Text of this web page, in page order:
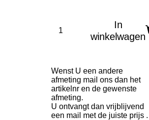
In
winkelwagen
Wenst U een andere
afmeting mail ons dan het
artikelnr en de gewenste
afmeting.
U ontvangt dan vrijblijvend
een mail met de juiste prijs .